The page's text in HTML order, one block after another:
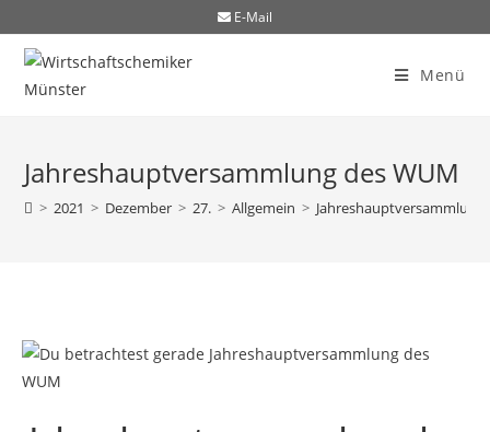
E-Mail
Menü
Jahreshauptversammlung des WUM
> 2021 > Dezember > 27. > Allgemein > Jahreshauptversammlung